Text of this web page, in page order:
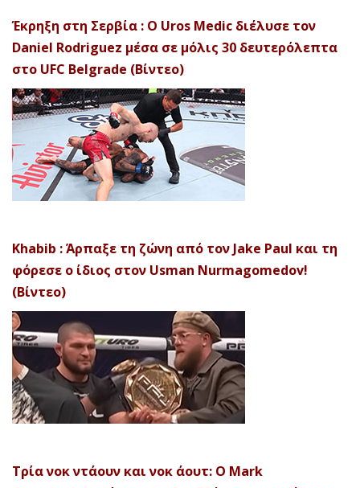
Έκρηξη στη Σερβία : Ο Uros Medic διέλυσε τον
Daniel Rodriguez μέσα σε μόλις 30 δευτερόλεπτα
στο UFC Belgrade (Βίντεο)
Khabib : Άρπαξε τη ζώνη από τον Jake Paul και τη
φόρεσε ο ίδιος στον Usman Nurmagomedov!
(Βίντεο)
Τρία νοκ ντάουν και νοκ άουτ: Ο Mark